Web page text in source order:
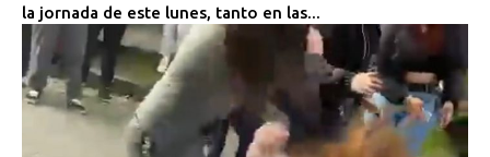
la jornada de este lunes, tanto en las...